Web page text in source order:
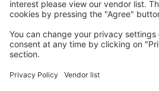
Inverness Airport (INV)
Islay Glenegedale (ILY)